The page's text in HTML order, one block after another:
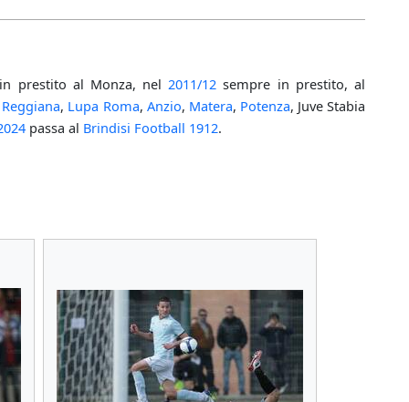
prestito al Monza, nel2011/12 sempre in prestito, al
Reggiana, Lupa Roma, Anzio, Matera, Potenza, Juve Stabia
passa al Brindisi Football 1912.